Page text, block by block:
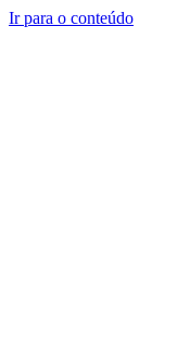
Ir para o conteúdo